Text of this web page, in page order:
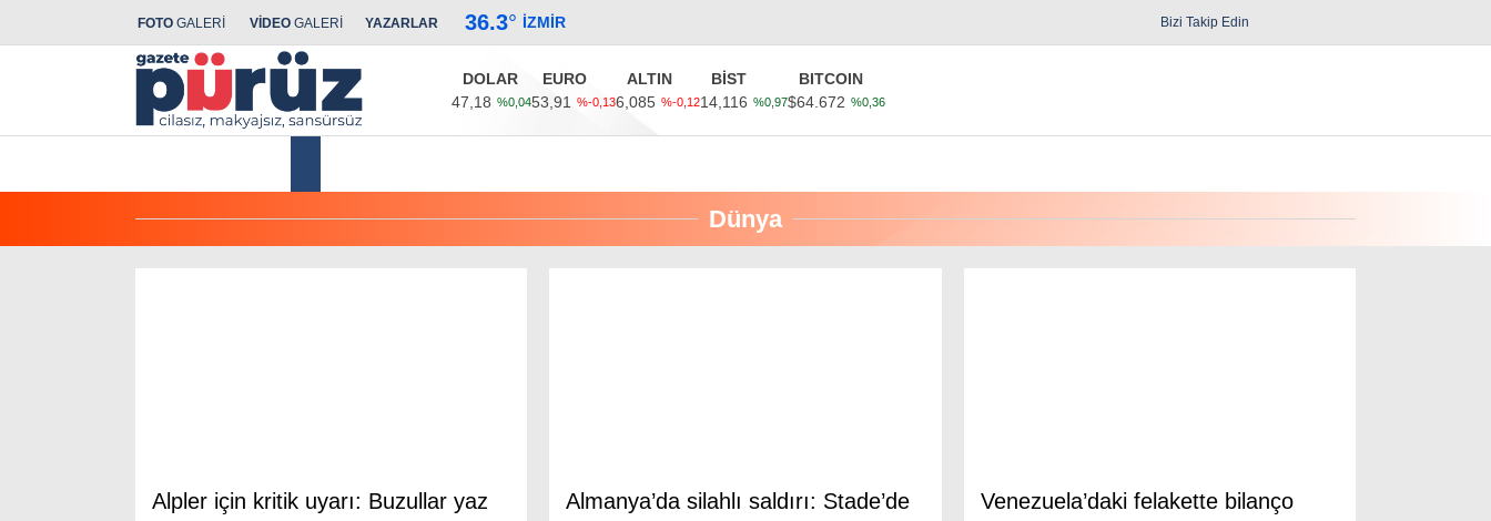
Ekonomi
FOTO GALERİ VİDEO GALERİ YAZARLAR 36.3° İZMIR Bizi Takip Edin
DOLAR
47,18 %0,04
EURO
53,91
%-0,13
ALTIN
6,085 %-0,12
BİST
14,116 %0,97
BITCOIN
$64.672 %0,36
Dünya
Alpler için kritik uyarı: Buzullar yaz
Almanya’da silahlı saldırı: Stade’de
Venezuela’daki felakette bilanço